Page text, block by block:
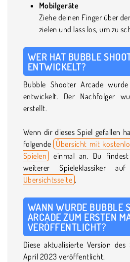
Mobilgeräte
Ziehe deinen Finger über
zielen und lass los, um zu
WER HAT BUBBLE
ENTWICKELT?
Bubble Shooter Arcade
entwickelt. Der Nachfolger
erstellt.
Wenn dir dieses Spiel gefallen
folgende Übersicht mit
Spielen
einmal an. Du
weiterer Spieleklassiker
Übersichtsseite .
WANN WURDE BUBBLE
ARCADE ZUM ERSTEN
VERÖFFENTLICHT?
Diese aktualisierte Version
April 2023 veröffentlicht.